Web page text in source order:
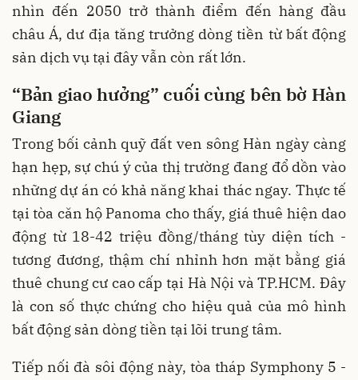
nhìn đến 2050 trở thành điểm đến hàng đầu
châu Á, dư địa tăng trưởng dòng tiền từ bất động
sản dịch vụ tại đây vẫn còn rất lớn.
“Bản giao hưởng” cuối cùng bên bờ Hàn
Giang
Trong bối cảnh quỹ đất ven sông Hàn ngày càng
hạn hẹp, sự chú ý của thị trường đang đổ dồn vào
những dự án có khả năng khai thác ngay. Thực tế
tại tòa căn hộ Panoma cho thấy, giá thuê hiện dao
động từ 18-42 triệu đồng/tháng tùy diện tích -
tương đương, thậm chí nhỉnh hơn mặt bằng giá
thuê chung cư cao cấp tại Hà Nội và TP.HCM. Đây
là con số thực chứng cho hiệu quả của mô hình
bất động sản dòng tiền tại lõi trung tâm.
Tiếp nối đà sôi động này, tòa tháp Symphony 5 -